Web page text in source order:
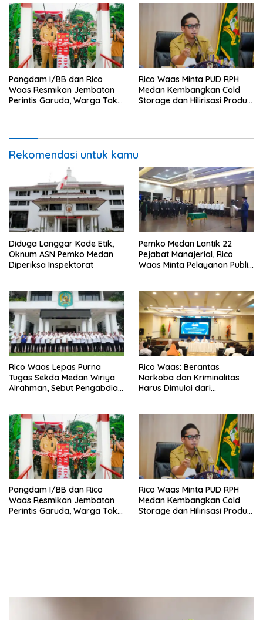
Pangdam I/BB dan Rico
Waas Resmikan Jembatan
Perintis Garuda, Warga Tak
Rico Waas Minta PUD RPH
Medan Kembangkan Cold
Storage dan Hilirisasi Produk
Rekomendasi untuk kamu
Diduga Langgar Kode Etik,
Oknum ASN Pemko Medan
Diperiksa Inspektorat
Pemko Medan Lantik 22
Pejabat Manajerial, Rico
Waas Minta Pelayanan Publik
Rico Waas Lepas Purna
Tugas Sekda Medan Wiriya
Alrahman, Sebut Pengabdian
Rico Waas: Berantas
Narkoba dan Kriminalitas
Harus Dimulai dari
Pangdam I/BB dan Rico
Waas Resmikan Jembatan
Perintis Garuda, Warga Tak
Rico Waas Minta PUD RPH
Medan Kembangkan Cold
Storage dan Hilirisasi Produk